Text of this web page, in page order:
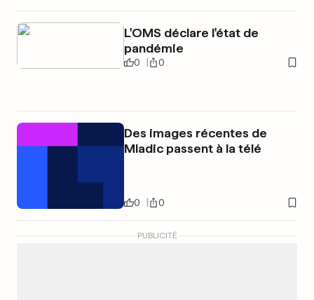
L'OMS déclare l'état de
pandémie
0 0
Des images récentes de
Mladic passent à la télé
0 0
PUBLICITÉ